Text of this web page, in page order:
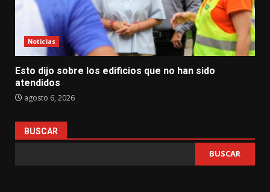
Noticias
Esto dijo sobre los edificios que no han sido
atendidos
agosto 6, 2026
BUSCAR
BUSCAR